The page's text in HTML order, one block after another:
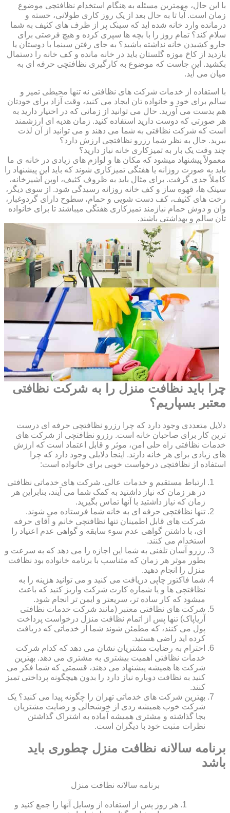
با این حال، مهمترین مسئله به هنگام استخدام نظافتچی موضوع
زمان است. آیا تا به حال بعد از یک روز کاری طولانی، خسته و
درمانده وارد خانه شده اید که سینک پر از ظرف های کثیف به شما
سلام کند؟ تمام روز را با بچه ها سپری کرده و هیچ فرصتی برای
جارو کشیدن خانه نداشته باشید؟ به جای رفتن سینما با دوستان یا
بازدید از کاخ موزه گلستان باید در خانه مانده و کف خانه را دستمال
بکشید. این جاست که موضوع به کارگیری نظافتچی حرفه ای به
میان می آید.
با استفاده از خدمات شرکت های نظافتی نه تنها محیطی تمیز و
سالم برای خود و خانواده تان ایجاد می کنید، وقت آزاد برای خودتان
هم بدست می آورید. حال می توانید از زمانی که در اختیار دارید به
هر صورتی که دوست دارید استفاده کنید. زمان هدیه ای ارزشمند
است که شرکت نظافتی به شما می دهند و می توانید از آن لذت
ببرید. حال به نظر شما رزرو نظافتچی ارزش دارد؟
چند وقت یک بار به تمیزکاری خانه نیاز دارید؟
معمولاً پیشنهاد میشود که مکان ها و لوازم های زیادی در خانه ی ما
باید به صورت روزانه یا هفتگی تمیزکاری شوند که باید این پیشنهاد را
کاملاً جدی گرفت. برای مثال باید به ظروف کثیف، اوپن آشپزخانه،
سینک ها، قهوه ساز و کف خانه روزانه رسیدگی شود. از سوی دیگر،
رخت های کثیف، کف دست شویی و حمام، سطوح دارای گردوغبار،
وان و دوش حمام نیازمند تمیزکاری هفتگی میباشند تا برای خانواده
تان سالم و بهداشتی باشند.
چرا باید نظافت منزل را به شرکت نظافتی
معتبر بسپاریم؟
دلایل متعددی وجود دارد که چرا رزرو نظافتچی حرفه ای درست
ترین کار برای صاحبان خانه است. رزرو نظافتچی از شرکت های
خدمات نظافتی راه حلی امن، موثر و قابل اعتماد است که ارزش
های زیادی برای هر خانه دارند. اینجا دلایلی وجود دارد که چرا
استفاده از نظافتچی درخواست خوبی برای خانواده است:
ارتباط مستقیم و خدمات عالی. شرکت های خدماتی نظافتی
در هر زمان که نیاز داشتید به کمک شما می آیند، بنابراین هر
زمان که نیاز داشتید با آنها تماس بگیرید.
تنها نظافتچی حرفه ای به خانه شما فرستاده می شوند.
شرکت های قابل اطمینان تنها نظافتچی خانم و آقای حرفه
ای، با داشتن گواهی عدم سوء سابقه و گواهی عدم اعتیاد را
استخدام می کنند.
رزرو آسان تلفنی به شما این اجازه را می دهد که به سرعت و
بطور موثر هر زمان که متناسب با برنامه خانواده بود نظافت
منزل را انجام دهید.
شما فاکتور چاپی دریافت می کنید و می توانید هزینه را به
نظافتچی ها و یا شماره کارت شرکت واریز کنید که باعث
میشود که کار ساده تر، سریعتر و ایمن تر انجام شود.
شرکت های نظافتی معتبر (مانند شرکت خدمات نظافتی
آریاپاک) تنها پس از اتمام نظافت منزل درخواست پرداخت
پول می کنند، که مطمئن شوند شما از خدماتی که دریافت
کرده اید راضی هستید.
احترام به رضایت مشتریان نشان می دهد که کدام شرکت
خدمات نظافتی اهمیت بیشتری به مشتری می دهد. بهترین
شرکت ها همیشه پیشنهاد می دهند، قسمتی که شما فکر می
کنید به نظافت دوباره نیاز دارد را بدون هیچگونه پرداختی تمیز
کنند.
بهترین شرکت های خدماتی تهران را چگونه پیدا می کنید؟ یک
شرکت خوب همیشه ردی از خوشحالی و رضایت مشتریان
بجا گذاشته و مشتری همیشه آماده به اشتراک گذاشتن
نظرات مثبت خود با دیگران است.
برنامه سالانه نظافت منزل چطوری باید
باشد
برنامه سالانه نظافت منزل
هر روز پس از استفاده از وسایل آنها را جمع کنید و